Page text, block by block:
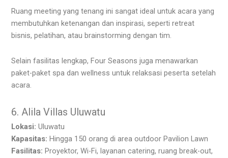
Ruang meeting yang tenang ini sangat ideal untuk acara yang
membutuhkan ketenangan dan inspirasi, seperti retreat
bisnis, pelatihan, atau brainstorming dengan tim.
Selain fasilitas lengkap, Four Seasons juga menawarkan
paket-paket spa dan wellness untuk relaksasi peserta setelah
acara.
6. Alila Villas Uluwatu
Lokasi: Uluwatu
Kapasitas: Hingga 150 orang di area outdoor Pavilion Lawn
Fasilitas: Proyektor, Wi-Fi, layanan catering, ruang break-out,